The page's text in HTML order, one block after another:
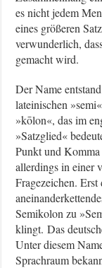
es nicht jedem
eines größeren
verwunderlich,
gemacht wird.
Der Name
lateinischen
»kōlon«, das im
»Satzglied«
Punkt und Komma
allerdings in einer
Fragezeichen.
Semikolon zu
klingt. Das
Unter diesem
Sprachraum